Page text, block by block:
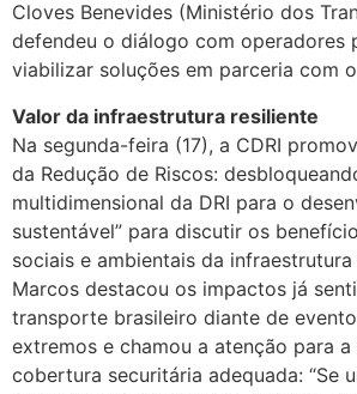
Cloves Benevides (Ministério dos
defendeu o diálogo com operadores
viabilizar soluções em parceria com
Valor da infraestrutura resiliente
Na segunda-feira (17), a CDRI
da Redução de Riscos:
multidimensional da DRI para o
sustentável” para discutir os
sociais e ambientais da
Marcos destacou os impactos já
transporte brasileiro diante de
extremos e chamou a atenção para a
cobertura securitária adequada: “Se